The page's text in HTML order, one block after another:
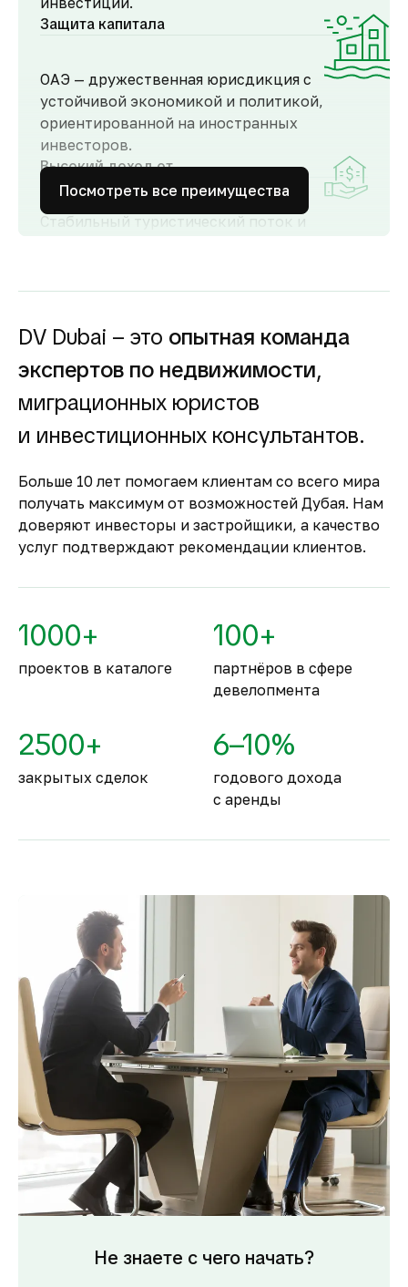
Защита капитала
ОАЭ — дружественная юрисдикция с
устойчивой экономикой и политикой,
ориентированной на иностранных
инвесторов.
Высокий доход от
аренды
Стабильный туристический поток и
доходность для инвесторов как от
аренды.
строящуюся
недвижимость
Оплата за объект поступает на эскроу-счёт.
Застройщик сможет получить с него деньги
только после ввода объекта в
Комфортное и
безопасное место для
жизни
По уровню безопасности жизни
занимают второе место в мире.
Посмотреть все преимущества
DV Dubai – это опытная команда
экспертов по недвижимости,
миграционных юристов
и инвестиционных консультантов.
Больше 10 лет помогаем клиентам со всего мира
получать максимум от возможностей Дубая. Нам
доверяют инвесторы и застройщики, а качество
услуг подтверждают рекомендации клиентов.
1000+
проектов в каталоге
100+
партнёров в сфере
девелопмента
2500+
закрытых сделок
6–10%
годового дохода
с аренды
Не знаете с чего начать?